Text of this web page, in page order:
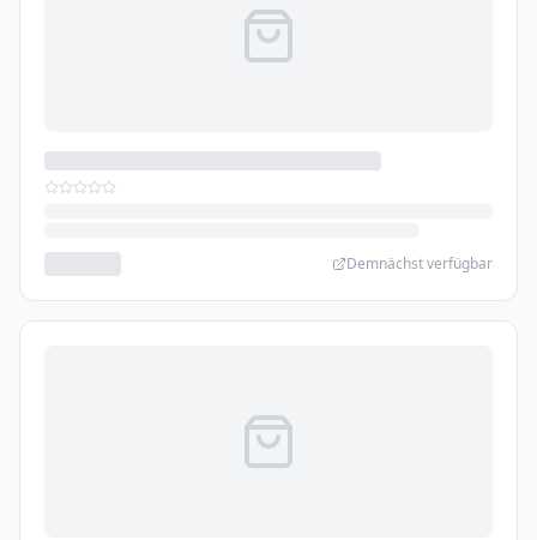
Demnächst verfügbar